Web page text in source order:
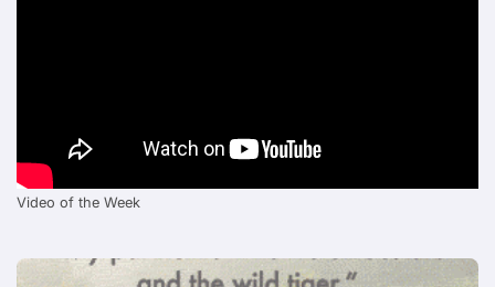
Video of the Week